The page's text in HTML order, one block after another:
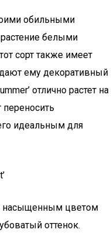
обильными
белыми
сорт также имеет
ему декоративный
отлично растет на
идеальным для
насыщенным цветом
оттенок.